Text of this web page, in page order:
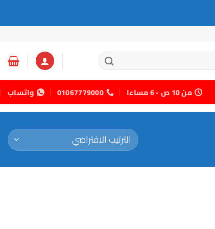
من 10 ص - 6 مساءا 01067779000 واتساب